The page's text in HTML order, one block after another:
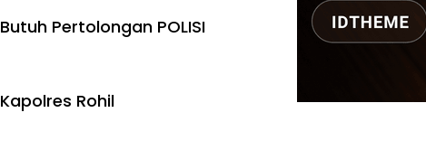
Butuh Pertolongan POLISI
Kapolres Rohil